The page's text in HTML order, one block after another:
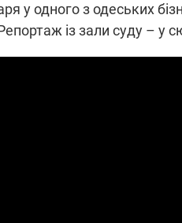
у одного з одеських
із зали суду – у
Частина споживачів у
областях залишається без
російських обстрілів